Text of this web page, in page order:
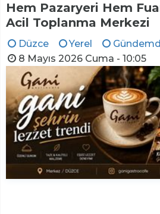
Hem Pazaryeri Hem
Acil Toplanma Merkezi
Düzce Yerel
8 Mayıs 2026 Cuma - 10:05